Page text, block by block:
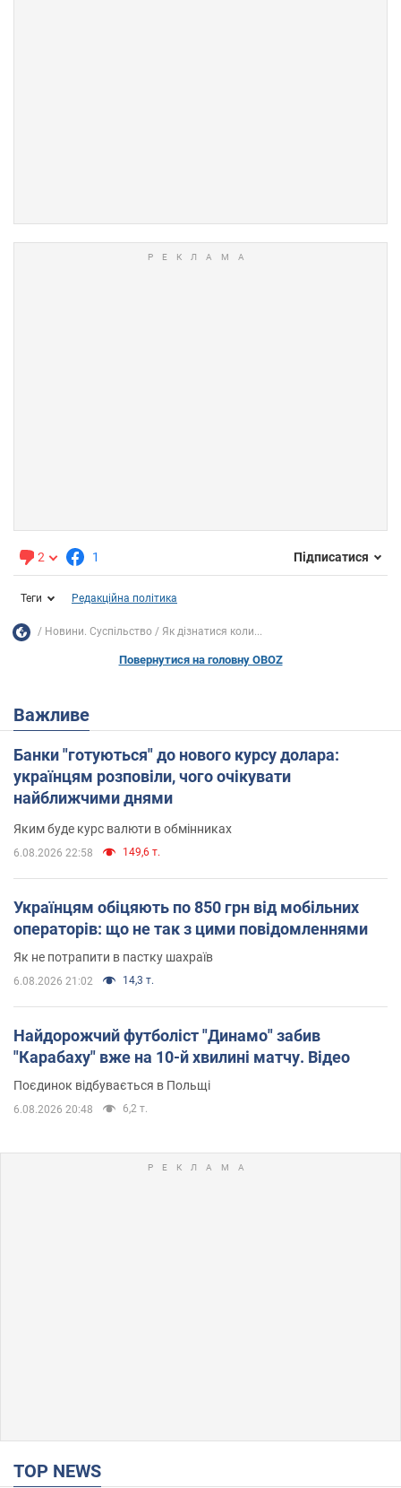
2 1 Підписатися
Теги Редакційна політика
Новини. Суспільство Як дізнатися коли...
Повернутися на головну OBOZ
Важливе
Банки "готуються" до нового курсу долара:
українцям розповіли, чого очікувати
найближчими днями
Яким буде курс валюти в обмінниках
6.08.2026 22:58 149,6 т.
Українцям обіцяють по 850 грн від мобільних
операторів: що не так з цими повідомленнями
Як не потрапити в пастку шахраїв
6.08.2026 21:02 14,3 т.
Найдорожчий футболіст "Динамо" забив
"Карабаху" вже на 10-й хвилині матчу. Відео
Поєдинок відбувається в Польщі
6.08.2026 20:48 6,2 т.
TOP NEWS